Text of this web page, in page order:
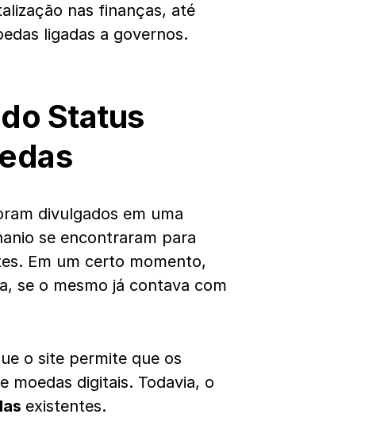
nas finanças, até
ligadas a governos.
Status
divulgados em uma
se encontraram para
Em um certo momento,
se o mesmo já contava com
o site permite que os
moedas digitais. Todavia, o
existentes.